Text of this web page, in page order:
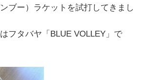
ブー）ラケットを試打してきまし
フタバヤ「BLUE VOLLEY」で